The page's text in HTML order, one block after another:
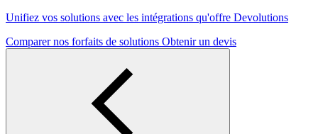
Unifiez vos solutions avec les intégrations qu'offre Devolutions
Comparer nos forfaits de solutions Obtenir un devis